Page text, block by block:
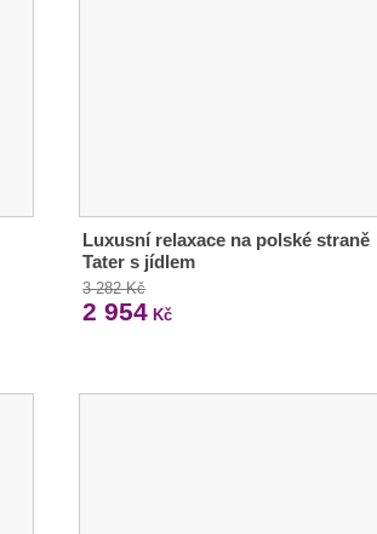
Luxusní relaxace na polské straně
Tater s jídlem
3 282 Kč
2 954 Kč